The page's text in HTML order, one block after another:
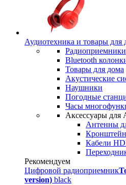
Аудиотехника и товары для
Радиоприемники
Bluetooth
Товары для дома
Акустические
Наушники
Погодные
Часы
Аксессуары для
Антенны
Кабели
Рекомендуем
Цифровой радиоприемник
version) black